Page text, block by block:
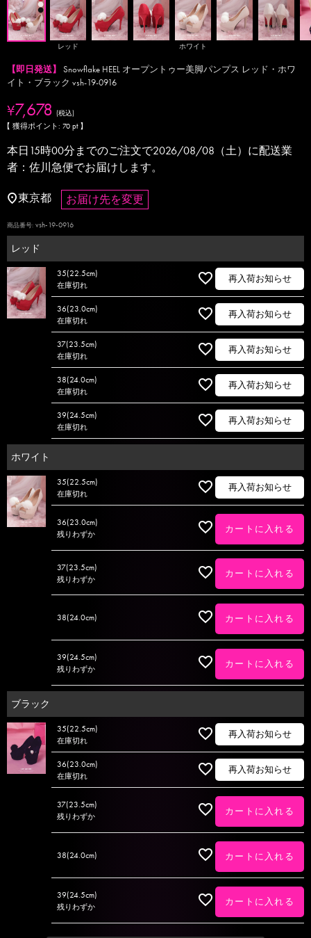
レッド ホワイト
【即日発送】
Snowflake HEEL オープントゥー美脚パンプス レッド・ホワ
イト・ブラック vsh-19-0916
¥7,678 税込
【 獲得ポイント: 70 pt 】
本日15時00分までのご注文で2026/08/08（土） に配送業
者：佐川急便でお届けします。
東京都 お届け先を変更
商品番号 vsh-19-0916
レッド
35(22.5cm)
在庫切れ
再入荷お知らせ
36(23.0cm)
在庫切れ
再入荷お知らせ
37(23.5cm)
在庫切れ
再入荷お知らせ
38(24.0cm)
在庫切れ
再入荷お知らせ
39(24.5cm)
在庫切れ
再入荷お知らせ
ホワイト
35(22.5cm)
在庫切れ
再入荷お知らせ
36(23.0cm)
残りわずか カートに入れる
37(23.5cm)
残りわずか カートに入れる
38(24.0cm) カートに入れる
39(24.5cm)
残りわずか カートに入れる
ブラック
35(22.5cm)
在庫切れ
再入荷お知らせ
36(23.0cm)
在庫切れ
再入荷お知らせ
37(23.5cm)
残りわずか カートに入れる
38(24.0cm) カートに入れる
39(24.5cm)
残りわずか カートに入れる